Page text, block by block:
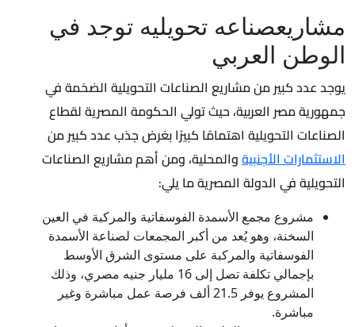
مشاريعصناعه تحويليه توجد في
الوطن العربي
يوجد عدد كبير من مشاريع الصناعات التحويلية الضخمة في
جمهورية مصر العربية، حيث تولي الحكومة المصرية لقطاع
الصناعات التحويلية اهتمامًا كبيرًا بغرض جذب عدد كبير من
الاستثمارات الأجنبيةوالمحلية، ومن أهم مشاريع الصناعات
التحويلية في الدولة المصرية ما يلي:
مشروع مجمع الأسمدة الفوسفاتية والمركبة في العين
السخنة، وهو يُعد من أكبر المجمعات لصناعة الأسمدة
الفوسفاتية والمركبة على مستوى الشرق الأوسط
بإجمالي تكلفة تصل إلى 16 مليار جنيه مصري، وذلك
المشروع يوفر 21.5 ألف فرصة عمل مباشرة وغير
مباشرة.